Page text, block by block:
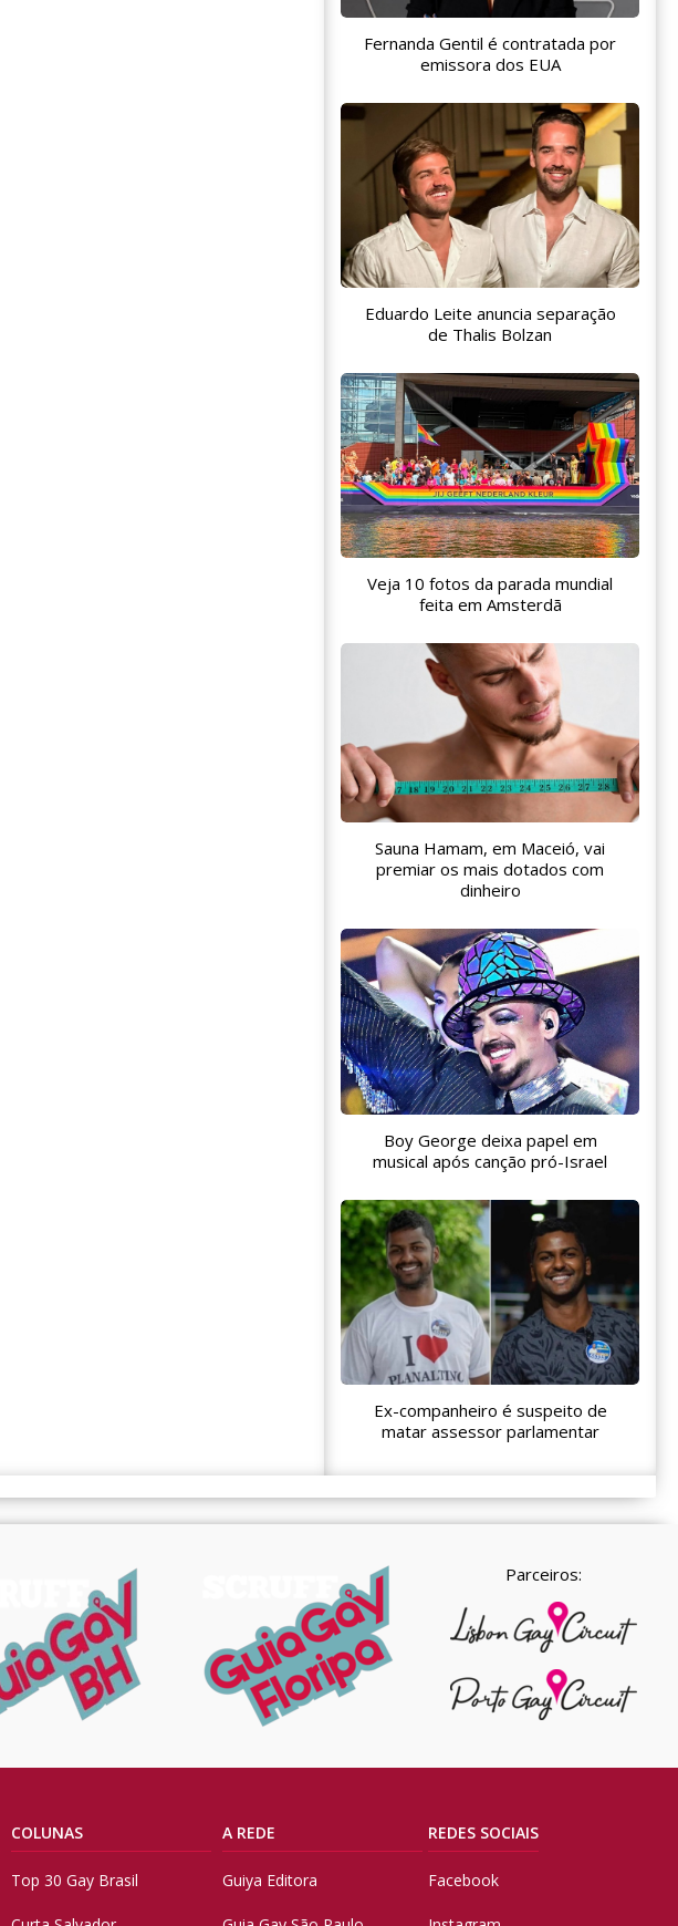
Fernanda Gentil é contratada por
emissora dos EUA
Eduardo Leite anuncia separação
de Thalis Bolzan
Veja 10 fotos da parada mundial
feita em Amsterdã
Sauna Hamam, em Maceió, vai
premiar os mais dotados com
dinheiro
Boy George deixa papel em
musical após canção pró-Israel
Ex-companheiro é suspeito de
matar assessor parlamentar
Parceiros:
COLUNAS
Top 30 Gay Brasil
A REDE
Guiya Editora
REDES SOCIAIS
Facebook